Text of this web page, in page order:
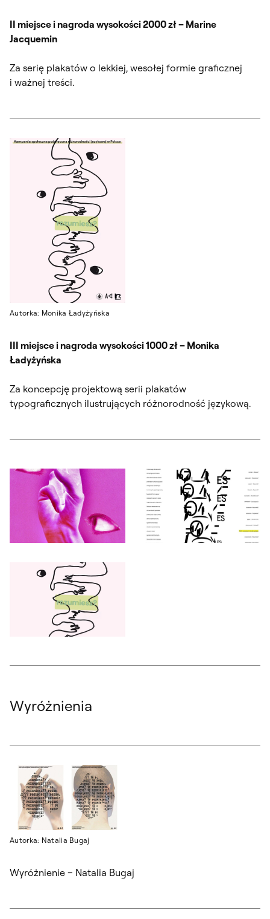
II miejsce i nagroda wysokości 2000 zł – Marine
Jacquemin
Za serię plakatów o lekkiej, wesołej formie graficznej
i ważnej treści.
Autorka: Monika Ładyżyńska
III miejsce i nagroda wysokości 1000 zł – Monika
Ładyżyńska
Za koncepcję projektową serii plakatów
typograficznych ilustrujących różnorodność językową.
Wyróżnienia
Autorka: Natalia Bugaj
Wyróżnienie – Natalia Bugaj